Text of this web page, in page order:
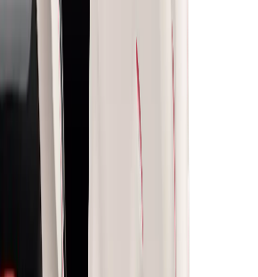
fiyatlar